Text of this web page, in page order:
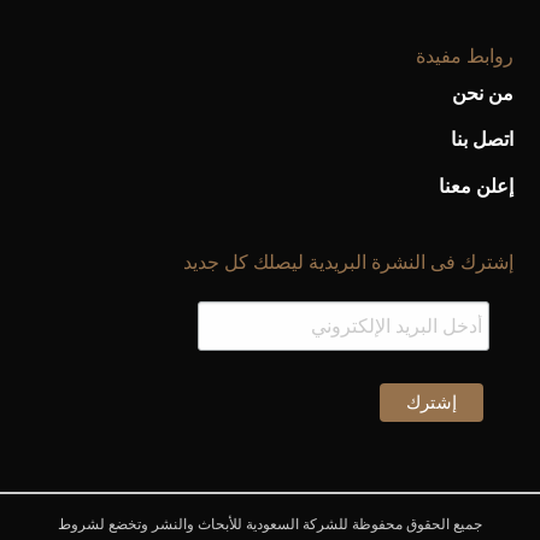
أحذية Mary Jane: ترف وأناقة للرجال
روابط مفيدة
من نحن
اتصل بنا
إعلن معنا
إشترك فى النشرة البريدية ليصلك كل جديد
جميع الحقوق محفوظة للشركة السعودية للأبحاث والنشر وتخضع لشروط